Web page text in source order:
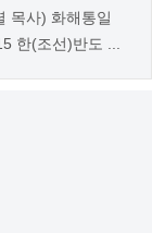
목사) 화해통일
한(조선)반도 ...